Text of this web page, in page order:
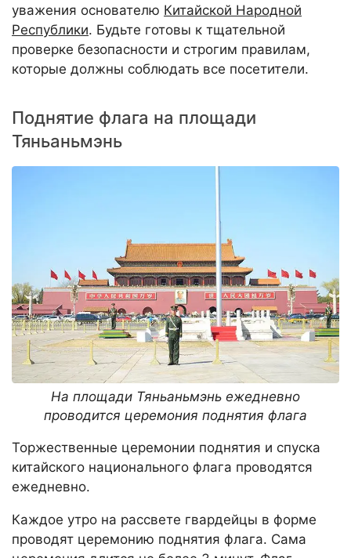
уважения основателю Китайской Народной
Республики. Будьте готовы к тщательной
проверке безопасности и строгим правилам,
которые должны соблюдать все посетители.
Поднятие флага на площади
Тяньаньмэнь
На площади Тяньаньмэнь ежедневно
проводится церемония поднятия флага
Торжественные церемонии поднятия и спуска
китайского национального флага проводятся
ежедневно.
Каждое утро на рассвете гвардейцы в форме
проводят церемонию поднятия флага. Сама